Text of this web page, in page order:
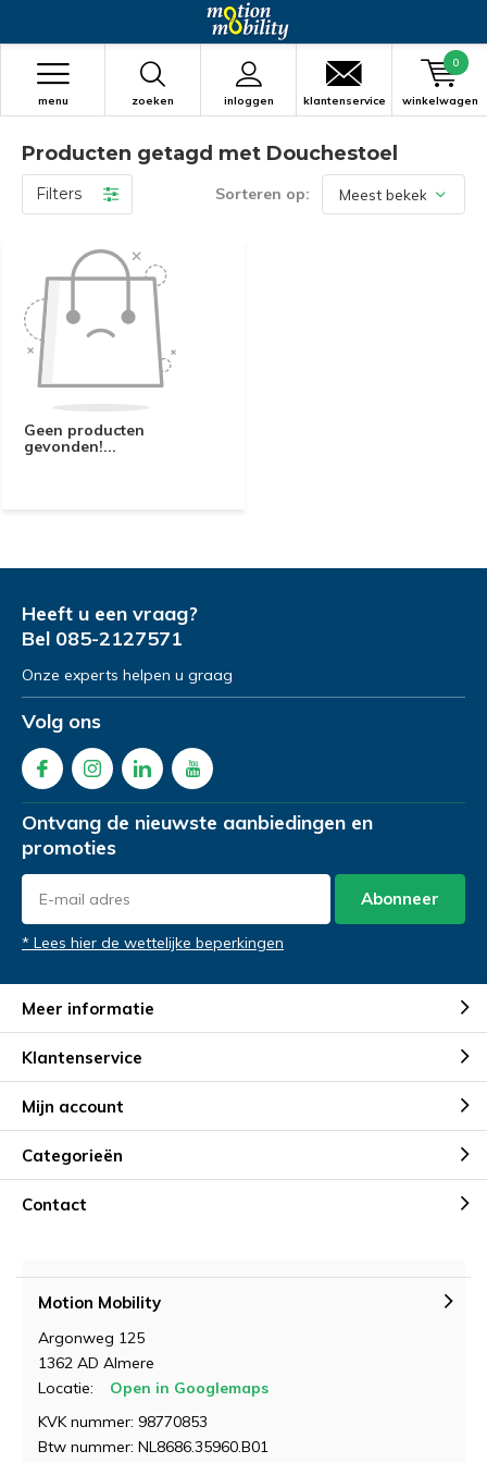
zoeken inloggen
menu klantenservice winkelwagen
0
Producten getagd met Douchestoel
Filters Sorteren op:
Geen producten
gevonden!...
Heeft u een vraag?
Bel 085-2127571
Onze experts helpen u graag
Volg ons
Ontvang de nieuwste aanbiedingen en
promoties
Abonneer
* Lees hier de wettelijke beperkingen
Meer informatie
Klantenservice
Mijn account
Categorieën
Contact
Motion Mobility
Argonweg 125
1362 AD Almere
Locatie:
Open in Googlemaps
KVK nummer: 98770853
Btw nummer: NL8686.35960.B01